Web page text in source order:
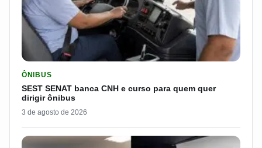
ÔNIBUS
SEST SENAT banca CNH e curso para quem quer
dirigir ônibus
3 de agosto de 2026